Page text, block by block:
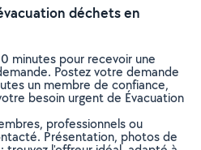
déchets en
minutes pour recevoir une
Postez votre demande
un membre de confiance,
besoin urgent de Évacuation
professionnels ou
Présentation, photos de